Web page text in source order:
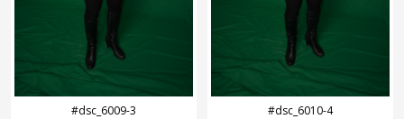
#dsc_6009-3 #dsc_6010-4